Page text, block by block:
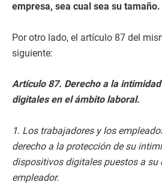
empresa, sea cual sea su tamaño.
Por otro lado, el artículo 87 del
siguiente:
Artículo 87. Derecho a la
digitales en el ámbito laboral.
1. Los trabajadores y los
derecho a la protección de su
dispositivos digitales puestos a su
empleador.